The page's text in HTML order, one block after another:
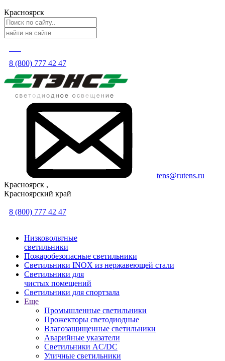
Красноярск
8 (800) 777 42 47
tens@rutens.ru
Красноярск ,
Красноярский край
8 (800) 777 42 47
Низковольтные
светильники
Пожаробезопасные светильники
Светильники INOX из нержавеющей стали
Светильники для
чистых помещений
Светильники для спортзала
Еще
Промышленные светильники
Прожекторы светодиодные
Влагозащищенные светильники
Аварийные указатели
Светильники AC/DC
Уличные светильники